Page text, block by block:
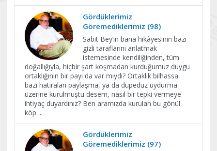
Gördüklerimiz
Göremediklerimiz (98)
Sabit Bey’in bana hikâyesinin bazı
gizli taraflarını anlatmak
istemesinde kendiliğinden, tüm
doğallığıyla, hiçbir şart koşmadan kurduğumuz duygu
ortaklığının bir payı da var mıydı? Ortaklık bilhassa
bazı hatıraları paylaşma, ya da düpedüz uydurma
üzerine kurulmuştu desem, nasıl bir tepki vermeye
ihtiyaç duyardınız? Ben aramızda kurulan bu gönül
köp ...
Gördüklerimiz
Göremediklerimiz (97)